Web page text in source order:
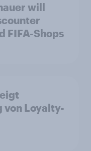
will
FIFA-Shops
von Loyalty-